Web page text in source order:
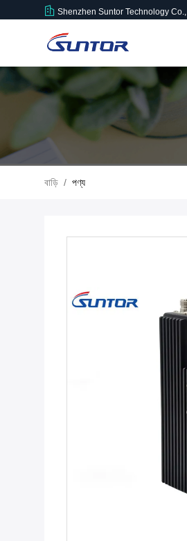
Shenzhen Suntor Technology
বাড়ি / পণ্য